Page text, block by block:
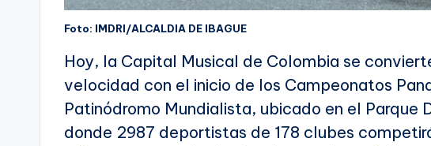
Foto: IMDRI/ALCALDIA DE IBAGUE
Hoy, la Capital Musical de Colombia se
velocidad con el inicio de los Campeonatos
Patinódromo Mundialista, ubicado en el Parque
donde 2987 deportistas de 178 clubes